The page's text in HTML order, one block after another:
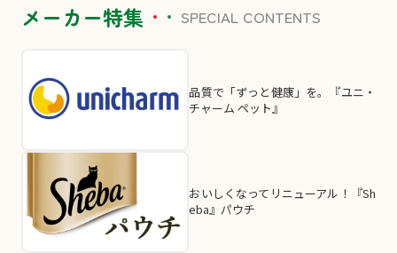
メーカー特集 SPECIAL CONTENTS
品質で「ずっと健康」を。『ユニ・
チャーム ペット』
おいしくなってリニューアル！『Sh
eba』パウチ